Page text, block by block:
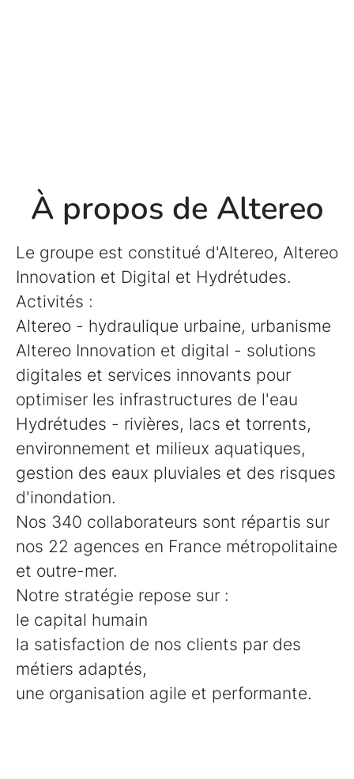
À propos de Altereo
Le groupe est constitué d'Altereo, Altereo
Innovation et Digital et Hydrétudes.
Activités :
Altereo - hydraulique urbaine, urbanisme
Altereo Innovation et digital - solutions
digitales et services innovants pour
optimiser les infrastructures de l'eau
Hydrétudes - rivières, lacs et torrents,
environnement et milieux aquatiques,
gestion des eaux pluviales et des risques
d'inondation.
Nos 340 collaborateurs sont répartis sur
nos 22 agences en France métropolitaine
et outre-mer.
Notre stratégie repose sur :
le capital humain
la satisfaction de nos clients par des
métiers adaptés,
une organisation agile et performante.